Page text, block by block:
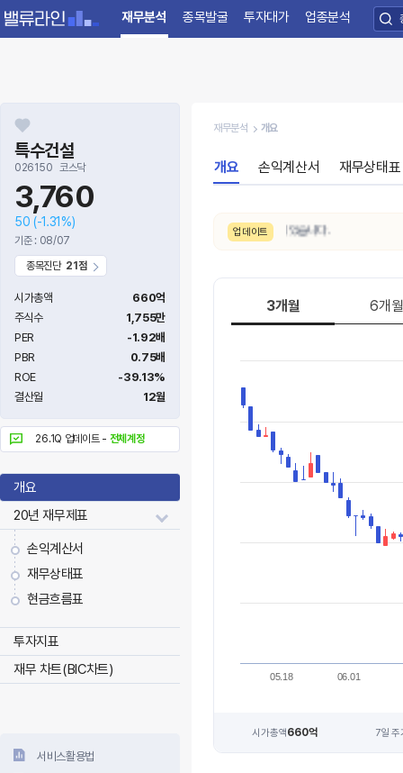
재무분석 종목발굴 투자대가 업종분석
특수건설
026150 코스닥
3,760
50 (-1.31%)
기준 : 08/07
종목진단 21점
시가총액
660억
주식수
1,755만
PER
-1.92배
PBR
0.75배
ROE
-39.13%
결산월
12월
26.1Q 업데이트 - 전체계정
개요
20년 재무제표
손익계산서
재무상태표
현금흐름표
투자지표
재무 차트(BIC차트)
서비스활용법
재무분석 개요
개요 손익계산서 재무상태표
업데이트
으로 변동되었습니다.
3개월 6개월
05.18 06.01
시가총액660억 7일 주